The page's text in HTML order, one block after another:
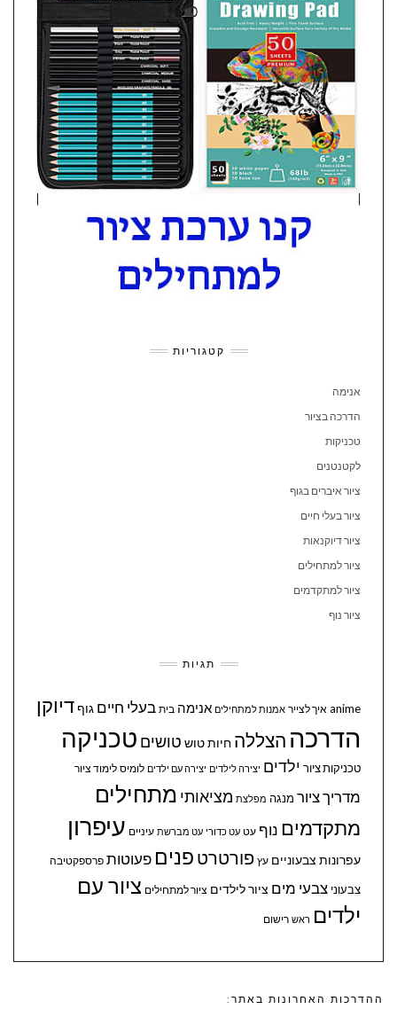
קטגוריות
אנימה
הדרכה בציור
טכניקות
לקטנטנים
ציור איברים בגוף
ציור בעלי חיים
ציור דיוקנאות
ציור למתחילים
ציור למתקדמים
ציור נוף
תגיות
anime איך לצייר אמנות למתחילים אנימה בית בעלי חיים גוףדיוקן
הדרכה הצללה חיותטוש טושים טכניקה
טכניקות ציור ילדים יצירה לילדים יצירה עם ילדים לומיס לימוד ציור
מדריך ציור מנגה מפלצת מציאותי מתחילים
מתקדמים נוף עט עט כדורי עט מברשת עיניים עיפרון
עפרונות צבעוניים עץ פורטרט פנים פעוטות פרספקטיבה
צבעוני צבעי מים ציור לילדים ציור למתחילים ציור עם
ילדים ראש רישום
ההדרכות האחרונות באתר: